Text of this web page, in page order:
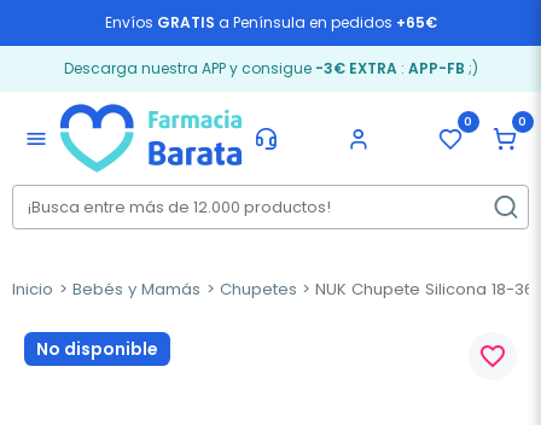
Envíos GRATIS a Península en pedidos +65€
Descarga nuestra APP y consigue -3€ EXTRA: APP-FB ;)
menu
0 0
Inicio Bebés y Mamás Chupetes NUK Chupete Silicona 18-
No disponible favorite_border